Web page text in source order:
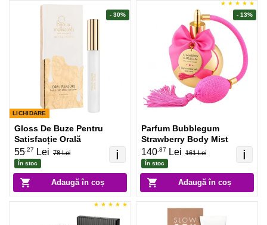
LICHIDARE
Adaugă în coș
ℹ️
Gloss De Buze Pentru
Satisfacție Orală
55.27 Lei 78 Lei
În stoc
- 30%
Adaugă în coș
ℹ️
Parfum Bubblegum
Strawberry Body Mist
140.87 Lei 161 Lei
În stoc
- 13%